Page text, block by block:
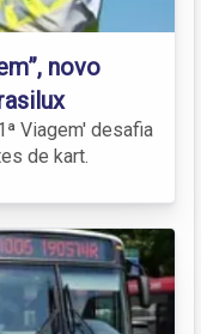
novo
Viagem' desafia
de kart.